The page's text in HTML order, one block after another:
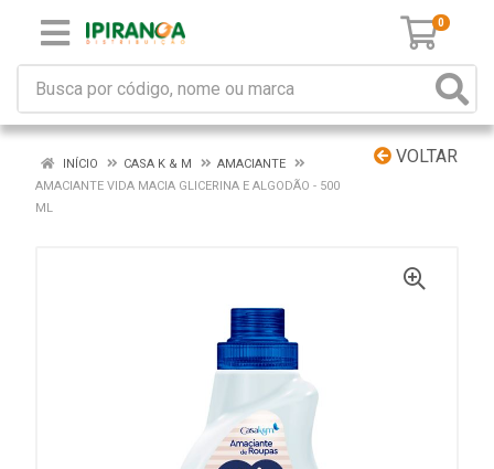
0
VOLTAR
INÍCIO CASA K & M
AMACIANTE
AMACIANTE VIDA MACIA GLICERINA E ALGODÃO - 500
ML